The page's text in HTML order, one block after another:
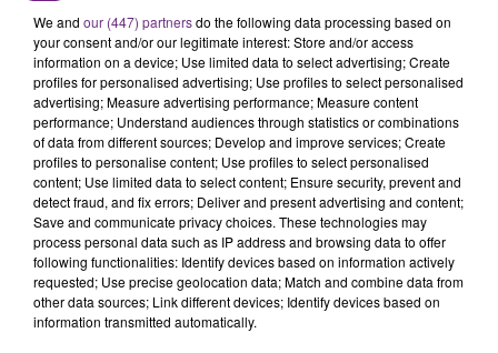
LE MAGASIN JOUÉCLUB DE REIMS FERME
SES PORTES
C'était l'une des institutions du centre-ville
rémois. Le magasin JouéClub est contraint de
fermer ses portes.
TITRES DIFFUSÉS
16h50
16h50
We and our (447) partnersdo the following data processing based on
your consent and/or our legitimate interest: Store and/or access
information on a device; Use limited data to select advertising; Create
profiles for personalised advertising; Use profiles to select personalised
advertising; Measure advertising performance; Measure content
performance; Understand audiences through statistics or combinations
of data from different sources; Develop and improve services; Create
profiles to personalise content; Use profiles to select personalised
content; Use limited data to select content; Ensure security, prevent and
detect fraud, and fix errors; Deliver and present advertising and content;
Save and communicate privacy choices. These technologies may
process personal data such as IP address and browsing data to offer
following functionalities: Identify devices based on information actively
requested; Use precise geolocation data; Match and combine data from
other data sources; Link different devices; Identify devices based on
information transmitted automatically.